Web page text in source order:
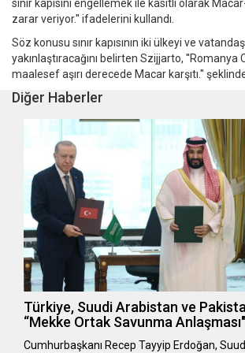
sınır kapısını engellemek ile kasıtlı olarak
zarar veriyor.'' ifadelerini kullandı.
Söz konusu sınır kapısının iki ülkeyi ve
yakınlaştıracağını belirten Szijjarto, ''Romanya
maalesef aşırı derecede Macar karşıtı.''
Diğer Haberler
Türkiye, Suudi Arabistan ve
“Mekke Ortak Savunma
Cumhurbaşkanı Recep Tayyip Erdoğan,